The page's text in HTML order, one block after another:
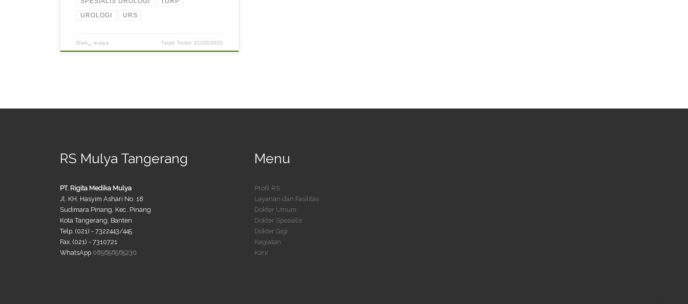
UROLOGI URS
Oleh␣mulya Telah Terbit 21/02/2023
RS Mulya Tangerang
PT. Rigita Medika Mulya
Jl. KH. Hasyim Ashari No. 18
Sudimara Pinang, Kec. Pinang
Kota Tangerang, Banten
Telp. (021) - 7322443/445
Fax. (021) - 7310721
WhatsApp 085656565230
Menu
Profil RS
Layanan dan Fasilitas
Dokter Umum
Dokter Spesialis
Dokter Gigi
Kegiatan
Karir